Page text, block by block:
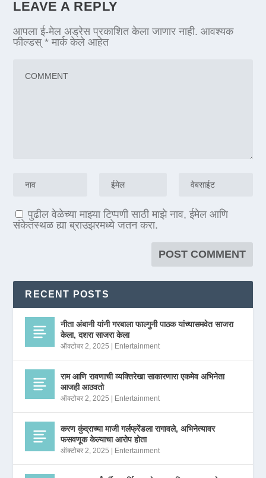
LEAVE A REPLY
आपला ई-मेल अड्रेस प्रकाशित केला जाणार नाही. आवश्यक
फील्डस्* मार्क केले आहेत
पुढील वेळेच्या माझ्या टिप्पणी साठी माझे नाव, ईमेल आणि
संकेतस्थळ ह्या ब्राउझरमध्ये जतन करा.
RECENT POSTS
नीता अंबानी यांनी गरबाला फाल्गुनी पाठक यांच्यासमवेत साजरा
केला, दशरा साजरा केला
ऑक्टोबर 2, 2025 Entertainment
राम आणि रावणाची व्यक्तिरेखा साकारणारा एकमेव अभिनेता
आजही आठवतो
ऑक्टोबर 2, 2025 Entertainment
करण कुंद्राच्या माजी गर्लफ्रेंडला रागावले, अभिनेत्यावर
फसवणूक केल्याचा आरोप होता
ऑक्टोबर 2, 2025 Entertainment